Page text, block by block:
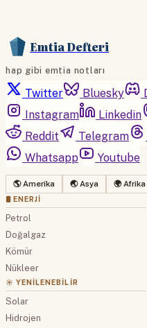
Emtia Defteri
hap gibi emtia notları
Twitter Bluesky
Instagram
Linkedin
Reddit
Telegram
Whatsapp
Youtube
🌎 Amerika 🌏 Asya 🌍 Afrika
🛢 ENERJI
Petrol
Doğalgaz
Kömür
Nükleer
☀️ YENILENEBILIR
Solar
Hidrojen